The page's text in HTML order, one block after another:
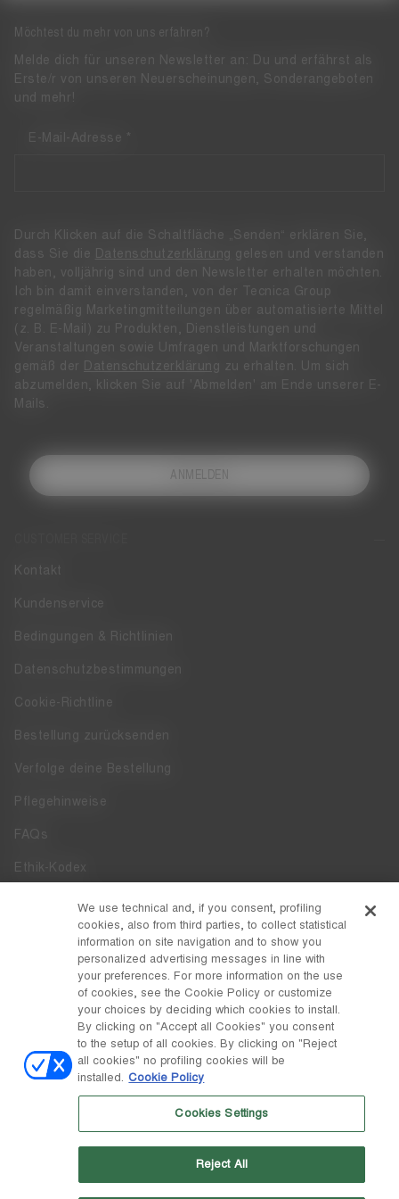
Kontakt
Kundenservice
Bedingungen & Richtlinien
Datenschutzbestimmungen
Cookie-Richtline
Bestellung zurücksenden
Verfolge deine Bestellung
Pflegehinweise
FAQs
Ethik-Kodex
Whistleblowing
Zugänglichkeit
DISCOVER MOON BOOT
Facebook
LAND / WÄHRUNG
Österreich / € ändern
S.p.A. untersteht. Sitz in Giavera del Montello (TV) - Via Fante d'Italia
n. 56 | Grundkapital € 38.533.835,00 voll eingezahlt | Unternehmen
Möchtest du mehr von uns erfahren?
Melde dich für unseren Newsletter an: Du und erfährst als
Erste/r von unseren Neuerscheinungen, Sonderangeboten
und mehr!
E-Mail-Adresse
Durch Klicken auf die Schaltfläche „Senden“ erklären Sie,
dass Sie die Datenschutzerklärung gelesen und verstanden
haben, volljährig sind und den Newsletter erhalten möchten.
Ich bin damit einverstanden, von der Tecnica Group
regelmäßig Marketingmitteilungen über automatisierte Mittel
(z. B. E-Mail) zu Produkten, Dienstleistungen und
Veranstaltungen sowie Umfragen und Marktforschungen
gemäß der Datenschutzerklärung zu erhalten. Um sich
abzumelden, klicken Sie auf 'Abmelden' am Ende unserer E-
Mails.
ANMELDEN
We use technical and, if you consent, profiling
cookies, also from third parties, to collect statistical
information on site navigation and to show you
personalized advertising messages in line with
your preferences. For more information on the use
of cookies, see the Cookie Policy or customize
your choices by deciding which cookies to install.
By clicking on "Accept all Cookies" you consent
to the setup of all cookies. By clicking on "Reject
all cookies" no profiling cookies will be
installed. Cookie Policy
Cookies Settings
Reject All